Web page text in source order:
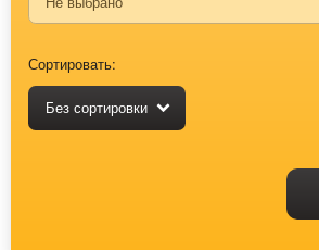
Сортировать:
Без сортировки